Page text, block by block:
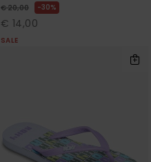
€ 20,00 30%
€ 14,00
SALE